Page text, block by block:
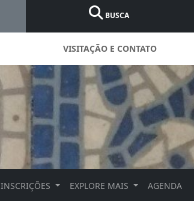
BUSCA
VISITAÇÃO E CONTATO
INSCRIÇÕES EXPLORE MAIS AGENDA